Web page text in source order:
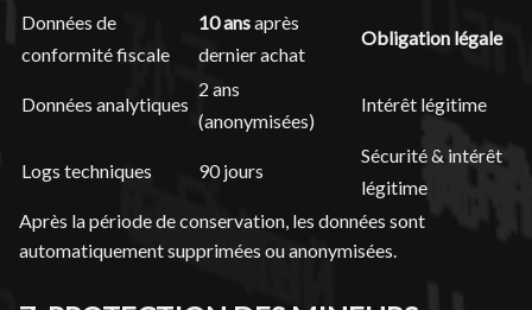
Données de
conformité fiscale
10 ansaprès
dernier achat
Obligation légale
Données analytiques
2 ans
(anonymisées)
Intérêt légitime
Logs techniques 90 jours
Sécurité & intérêt
légitime
Après la période de conservation, les données sont
automatiquement supprimées ou anonymisées.